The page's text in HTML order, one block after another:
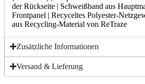
der Rückseite | Schweißband aus
Frontpanel | Recyceltes Polyester-
aus Recycling-Material von ReTraze
Zusätzliche Informationen
Versand & Lieferung